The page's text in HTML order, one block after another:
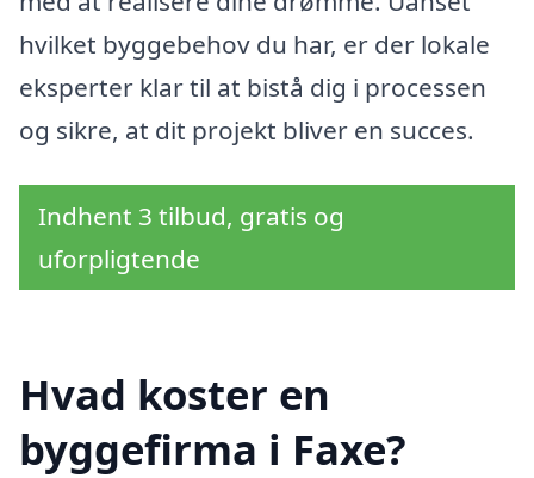
hvilket byggebehov du har, er der lokale
eksperter klar til at bistå dig i processen
og sikre, at dit projekt bliver en succes.
Indhent 3 tilbud, gratis og
uforpligtende
Hvad koster en
byggefirma i Faxe?